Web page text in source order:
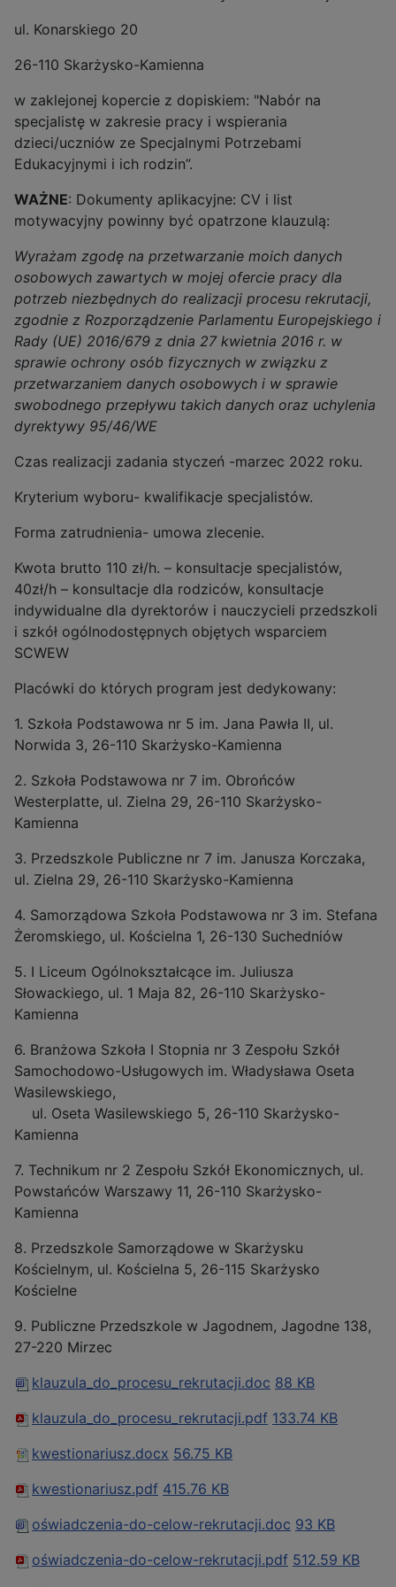
ul. Konarskiego 20
26-110 Skarżysko-Kamienna
w zaklejonej kopercie z dopiskiem: "Nabór na
specjalistę w zakresie pracy i wspierania
dzieci/uczniów ze Specjalnymi Potrzebami
Edukacyjnymi i ich rodzin”.
WAŻNE: Dokumenty aplikacyjne: CV i list
motywacyjny powinny być opatrzone klauzulą:
Wyrażam zgodę na przetwarzanie moich danych
osobowych zawartych w mojej ofercie pracy dla
potrzeb niezbędnych do realizacji procesu rekrutacji,
zgodnie z Rozporządzenie Parlamentu Europejskiego i
Rady (UE) 2016/679 z dnia 27 kwietnia 2016 r. w
sprawie ochrony osób fizycznych w związku z
przetwarzaniem danych osobowych i w sprawie
swobodnego przepływu takich danych oraz uchylenia
dyrektywy 95/46/WE
Czas realizacji zadania styczeń -marzec 2022 roku.
Kryterium wyboru- kwalifikacje specjalistów.
Forma zatrudnienia- umowa zlecenie.
Kwota brutto 110 zł/h. – konsultacje specjalistów,
40zł/h – konsultacje dla rodziców, konsultacje
indywidualne dla dyrektorów i nauczycieli przedszkoli
i szkół ogólnodostępnych objętych wsparciem
SCWEW
Placówki do których program jest dedykowany:
1. Szkoła Podstawowa nr 5 im. Jana Pawła II, ul.
Norwida 3, 26-110 Skarżysko-Kamienna
2. Szkoła Podstawowa nr 7 im. Obrońców
Westerplatte, ul. Zielna 29, 26-110 Skarżysko-
Kamienna
3. Przedszkole Publiczne nr 7 im. Janusza Korczaka,
ul. Zielna 29, 26-110 Skarżysko-Kamienna
4. Samorządowa Szkoła Podstawowa nr 3 im. Stefana
Żeromskiego, ul. Kościelna 1, 26-130 Suchedniów
5. I Liceum Ogólnokształcące im. Juliusza
Słowackiego, ul. 1 Maja 82, 26-110 Skarżysko-
Kamienna
6. Branżowa Szkoła I Stopnia nr 3 Zespołu Szkół
Samochodowo-Usługowych im. Władysława Oseta
Wasilewskiego,
ul. Oseta Wasilewskiego 5, 26-110 Skarżysko-
Kamienna
7. Technikum nr 2 Zespołu Szkół Ekonomicznych, ul.
Powstańców Warszawy 11, 26-110 Skarżysko-
Kamienna
8. Przedszkole Samorządowe w Skarżysku
Kościelnym, ul. Kościelna 5, 26-115 Skarżysko
Kościelne
9. Publiczne Przedszkole w Jagodnem, Jagodne 138,
27-220 Mirzec
klauzula_do_procesu_rekrutacji.doc 88 KB
klauzula_do_procesu_rekrutacji.pdf 133.74 KB
kwestionariusz.docx 56.75 KB
kwestionariusz.pdf 415.76 KB
oświadczenia-do-celow-rekrutacji.doc 93 KB
oświadczenia-do-celow-rekrutacji.pdf 512.59 KB